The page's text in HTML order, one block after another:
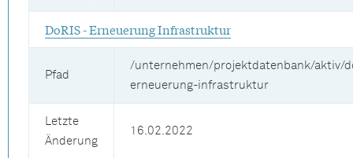
DoRIS - Erneuerung Infrastruktur
Pfad
/unternehmen/projektdatenbank/aktiv/
erneuerung-infrastruktur
Letzte
Änderung
16.02.2022